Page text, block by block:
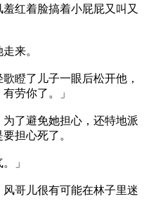
红着脸搞着小屁屁又叫又
来。
了儿子一眼后松开他，
劳你了。」
了避免她担心，还特地派
担心死了。
」
哥儿很有可能在林子里迷